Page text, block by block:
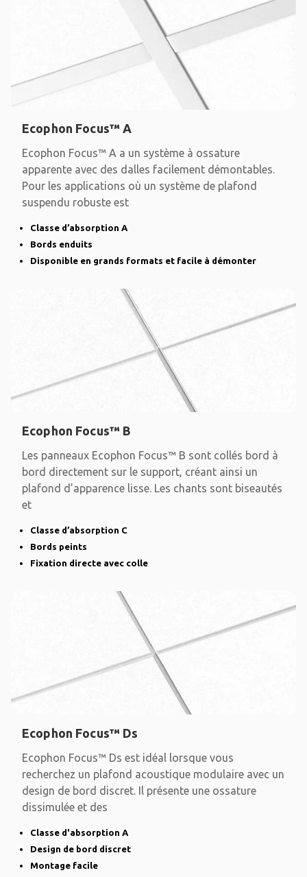
Ecophon Focus™ A
Ecophon Focus™ A a un système à ossature
apparente avec des dalles facilement démontables.
Pour les applications où un système de plafond
suspendu robuste est
Classe d’absorption A
Bords enduits
Disponible en grands formats et facile à démonter
Ecophon Focus™ B
Les panneaux Ecophon Focus™ B sont collés bord à
bord directement sur le support, créant ainsi un
plafond d’apparence lisse. Les chants sont biseautés
et
Classe d’absorption C
Bords peints
Fixation directe avec colle
Ecophon Focus™ Ds
Ecophon Focus™ Ds est idéal lorsque vous
recherchez un plafond acoustique modulaire avec un
design de bord discret. Il présente une ossature
dissimulée et des
Classe d'absorption A
Design de bord discret
Montage facile